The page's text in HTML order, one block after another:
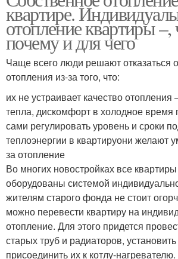
квартире.
отопление квартиры –,
почему и для чего
Чаще всего люди решают отказаться
отопления из-за того, что:
их не устраивает качество отопления
тепла, дискомфорт в холодное время
сами регулировать уровень и сроки
теплоэнергии в квартируони желают
за отопление
Во многих новостройках все
оборудованы системой
жителям старого фонда не стоит
можно перевести квартиру на
отопление. Для этого придется
старых труб и радиаторов,
присоединить их к котлу-